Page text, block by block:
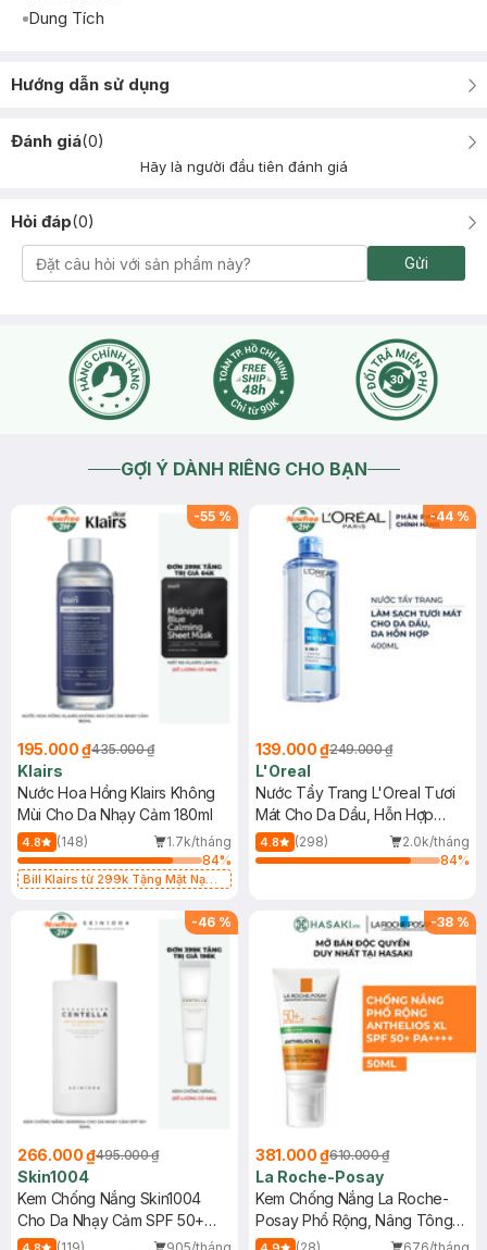
Dung Tích
Hướng dẫn sử dụng
Đánh giá(0)
Hãy là người đầu tiên đánh giá
Hỏi đáp(0)
Gửi
GỢI Ý DÀNH RIÊNG CHO BẠN
-55 %
195.000 ₫435.000 ₫
Klairs
Nước Hoa Hồng Klairs Không
Mùi Cho Da Nhạy Cảm 180ml
4.8 (148)
1.7k/tháng
84%
Bill Klairs từ 299k Tặng Mặt Nạ
25ml (SL Có Hạn)
-44 %
139.000 ₫249.000 ₫
L'Oreal
Nước Tẩy Trang L'Oreal Tươi
Mát Cho Da Dầu, Hỗn Hợp
400ml
4.8 (298)
2.0k/tháng
84%
-46 %
266.000 ₫495.000 ₫
Skin1004
Kem Chống Nắng Skin1004
Cho Da Nhạy Cảm SPF 50+
50ml
-38 %
381.000 ₫610.000 ₫
La Roche-Posay
Kem Chống Nắng La Roche-
Posay Phổ Rộng, Nâng Tông
Kiềm Dầu 50ml